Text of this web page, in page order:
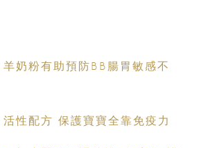
羊奶粉有助預防BB腸胃敏感不
活性配方 保護寶寶全靠免疫力